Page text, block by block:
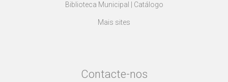
Biblioteca Municipal | Catálogo
Mais sites
Contacte-nos